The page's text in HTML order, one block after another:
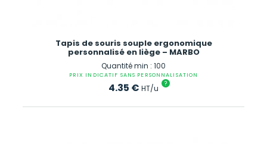
Tapis de souris souple ergonomique
personnalisé en liège – MARBO
Quantité min : 100
PRIX INDICATIF SANS PERSONNALISATION
4.35 € HT/u ?